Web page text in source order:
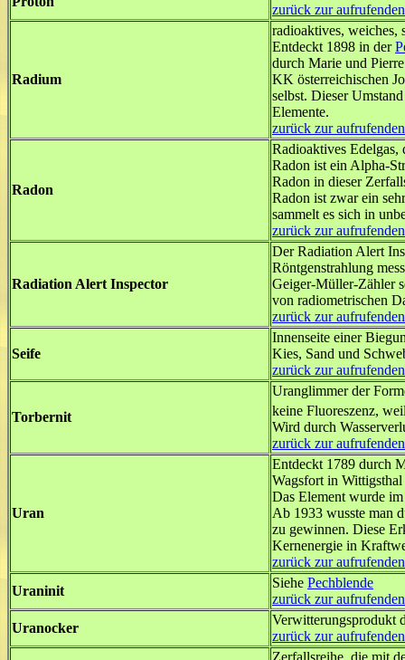
zurück zur
Radium
radioaktives, weiches,
Entdeckt 1898 in der
durch Marie und
KK österreichischen
selbst. Dieser
Elemente.
zurück zur
Radon
Radioaktives Edelgas,
Radon ist ein Alpha-
Radon in dieser
Radon ist zwar ein
sammelt es sich in
zurück zur
Radiation Alert Inspector
Der Radiation Alert
Röntgenstrahlung
Geiger-Müller-Zähler
von radiometrischen
zurück zur
Seife
Innenseite einer
Kies, Sand und
zurück zur
Torbernit
Uranglimmer der
keine Fluoreszenz,
Wird durch
zurück zur
Uran
Entdeckt 1789 durch
Wagsfort in Wittigsthal
Das Element wurde
Ab 1933 wusste man
zu gewinnen. Diese
Kernenergie in
zurück zur
Uraninit
Siehe Pechblende
zurück zur
Uranocker
Verwitterungsprodukt
zurück zur
Zerfallsreihe, die mit